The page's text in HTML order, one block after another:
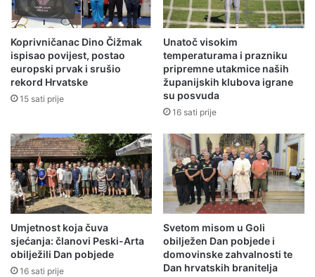
Koprivničanac Dino Čižmak
ispisao povijest, postao
europski prvak i srušio
rekord Hrvatske
15 sati prije
Unatoč visokim
temperaturama i prazniku
pripremne utakmice naših
županijskih klubova igrane
su posvuda
16 sati prije
Umjetnost koja čuva
sjećanja: članovi Peski-Arta
obilježili Dan pobjede
16 sati prije
Svetom misom u Goli
obilježen Dan pobjede i
domovinske zahvalnosti te
Dan hrvatskih branitelja